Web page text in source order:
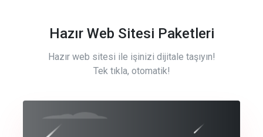
Hazır Web Sitesi Paketleri
Hazır web sitesi ile işinizi dijitale taşıyın!
Tek tıkla, otomatik!